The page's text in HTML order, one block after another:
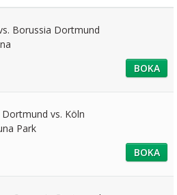
Borussia Dortmund
BOKA
vs. Köln
Park
BOKA